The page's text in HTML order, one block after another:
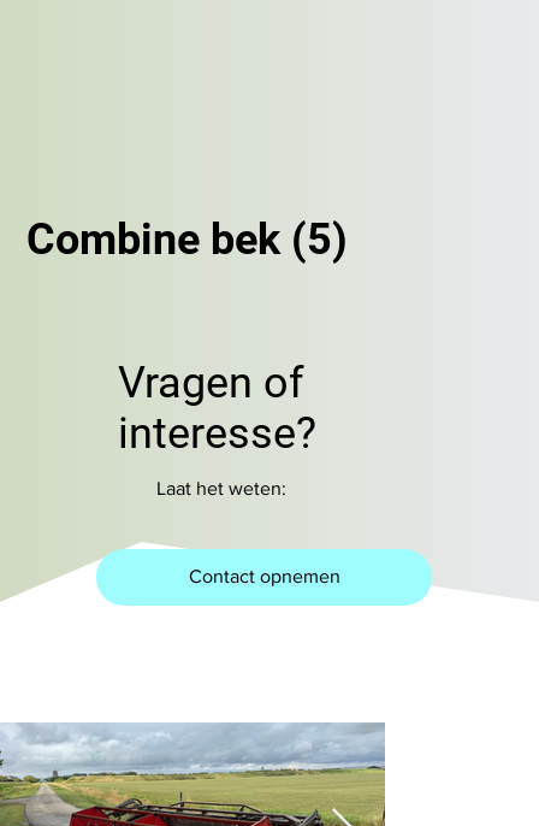
Combine bek (5)
Vragen of
interesse?
Laat het weten:
Contact opnemen